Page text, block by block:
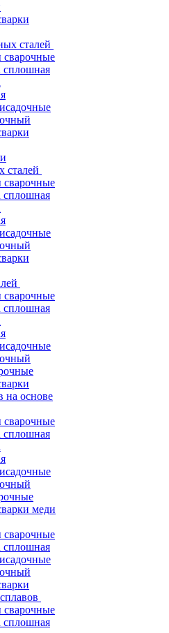
сталей
сварочные
сплошная
сталей
сварочные
сплошная
сварочные
сплошная
на основе
сварочные
сплошная
меди
сварочные
сплошная
сварочные
сплошная